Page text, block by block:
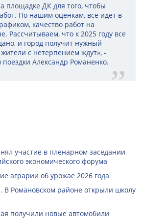
площадке ДК для того, чтобы
По нашим оценкам, все идет в
качество работ на
Рассчитываем, что к 2025 году все
и город получит нужный
с нетерпением ждут», -
поездки Александр Романенко.
участие в пленарном заседании
экономического форума
аграрии об урожае 2026 года
В Романовском районе открыли школу
получили новые автомобили